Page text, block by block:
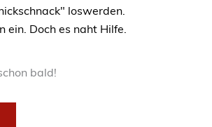
loswerden.
Doch es naht Hilfe.
bald!